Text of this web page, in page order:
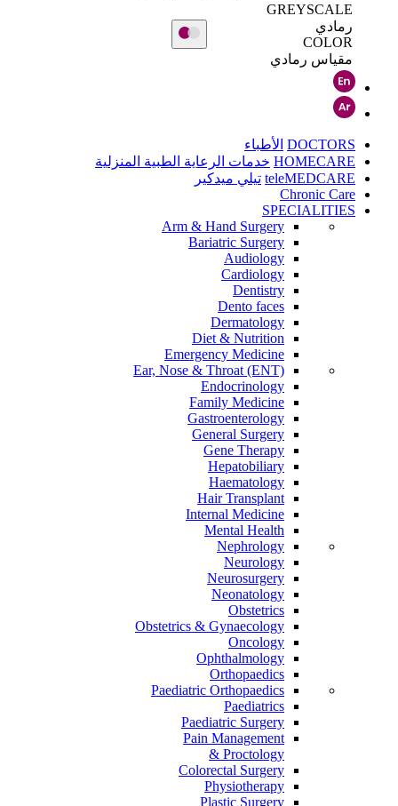
GREYSCALE
رمادي
COLOR
مقياس رمادي
DOCTORS الأطباء
HOMECARE خدمات الرعاية الطبية المنزلية
teleMEDCARE تيلي ميدكير
Chronic Care
SPECIALITIES
Arm & Hand Surgery
Bariatric Surgery
Audiology
Cardiology
Dentistry
Dento faces
Dermatology
Diet & Nutrition
Emergency Medicine
Ear, Nose & Throat (ENT)
Endocrinology
Family Medicine
Gastroenterology
General Surgery
Gene Therapy
Hepatobiliary
Haematology
Hair Transplant
Internal Medicine
Mental Health
Nephrology
Neurology
Neurosurgery
Neonatology
Obstetrics
Obstetrics & Gynaecology
Oncology
Ophthalmology
Orthopaedics
Paediatric Orthopaedics
Paediatrics
Paediatric Surgery
Pain Management
Proctology &
Colorectal Surgery
Physiotherapy
Plastic Surgery